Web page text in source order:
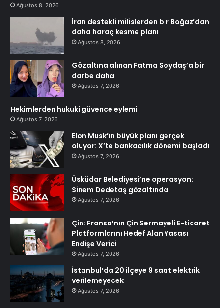
Ağustos 8, 2026
İran destekli milislerden bir Boğaz’dan
daha haraç kesme planı
Ağustos 8, 2026
Gözaltına alınan Fatma Soydaş’a bir
darbe daha
Ağustos 7, 2026
Hekimlerden hukuki güvence eylemi
Ağustos 7, 2026
Elon Musk’ın büyük planı gerçek
oluyor: X’te bankacılık dönemi başladı
Ağustos 7, 2026
Üsküdar Belediyesi’ne operasyon:
Sinem Dedetaş gözaltında
Ağustos 7, 2026
Çin: Fransa’nın Çin Sermayeli E-ticaret
Platformlarını Hedef Alan Yasası
Endişe Verici
Ağustos 7, 2026
İstanbul’da 20 ilçeye 9 saat elektrik
verilemeyecek
Ağustos 7, 2026